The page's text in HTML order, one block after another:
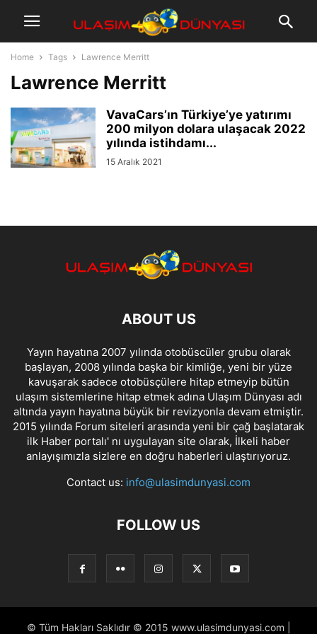
Home Tags Lawrence Merritt
Lawrence Merritt
VavaCars’ın Türkiye’ye yatırımı
200 milyon dolara ulaşacak 2022
yılında istihdamı...
15 Aralık 2021
ABOUT US
Yayın hayatına 2007 yılında otobüscüler grubu olarak
başlayan, 2008 yılında başka bir kimliğe, yeni bir yüze
kavuşarak sadece otobüsçülere hitap etmeyip bütün
ulaşım sistemlerine hitap etmek adına Ulaşım Dünyası adı
altında yayın hayatına büyük bir revizyonla devam etmiştir.
2015 yılında Forum siteleri arasında yeni bir çağ başlatarak
ilk Haber portalı' nı uygulayan site olarak, İlkeli haber
anlayışımızla sizlere en doğru haberleri ulaştırıyoruz.
Contact us: info@ulasimdunyasi.com
FOLLOW US
© Tüm Hakları Saklıdır © 2015 www.ulasimdunyasi.com |